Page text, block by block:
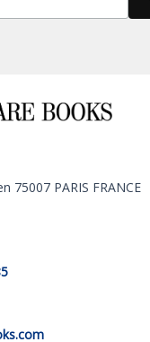
75007 PARIS FRANCE